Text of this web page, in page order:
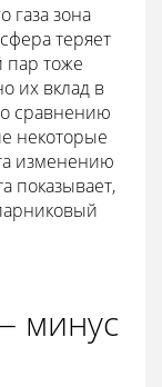
газа зона
теряет
пар тоже
их вклад в
сравнению
некоторые
изменению
показывает,
минус